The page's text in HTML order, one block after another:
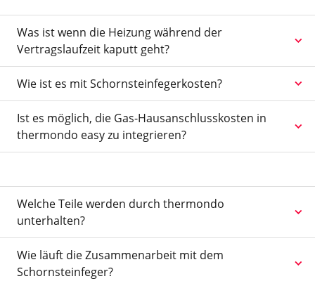
Was ist wenn die Heizung während der
Vertragslaufzeit kaputt geht?
Wie ist es mit Schornsteinfegerkosten?
Ist es möglich, die Gas-Hausanschlusskosten in
thermondo easy zu integrieren?
Welche Teile werden durch thermondo
unterhalten?
Wie läuft die Zusammenarbeit mit dem
Schornsteinfeger?